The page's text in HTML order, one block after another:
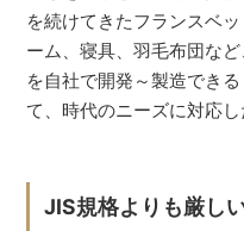
を続けてきたフランスベ
ーム、寝具、羽毛布団な
を自社で開発～製造でき
て、時代のニーズに対応
JIS規格よりも厳し